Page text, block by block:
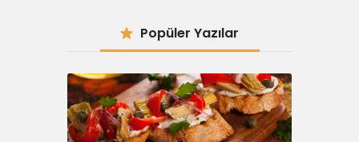
Popüler Yazılar